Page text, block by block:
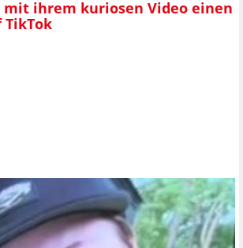
mit ihrem kuriosen Video einen